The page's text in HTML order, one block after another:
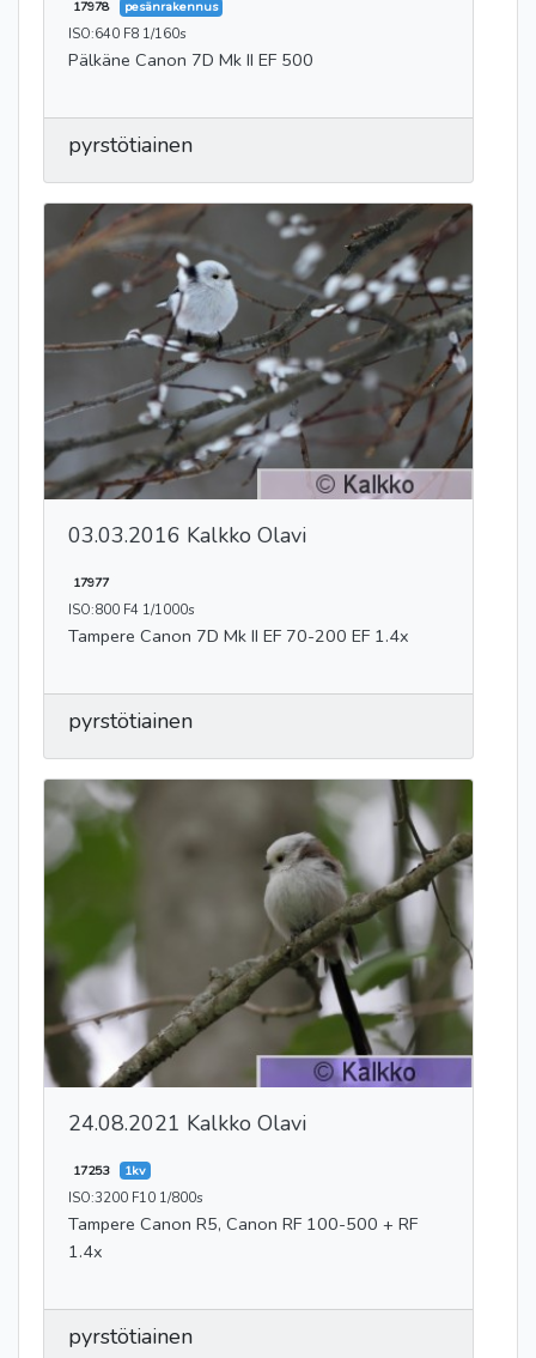
17978 pesänrakennus
ISO:640 F8 1/160s
Pälkäne Canon 7D Mk II EF 500
pyrstötiainen
03.03.2016 Kalkko Olavi
17977
ISO:800 F4 1/1000s
Tampere Canon 7D Mk II EF 70-200 EF 1.4x
pyrstötiainen
24.08.2021 Kalkko Olavi
17253 1kv
ISO:3200 F10 1/800s
Tampere Canon R5, Canon RF 100-500 + RF
1.4x
pyrstötiainen